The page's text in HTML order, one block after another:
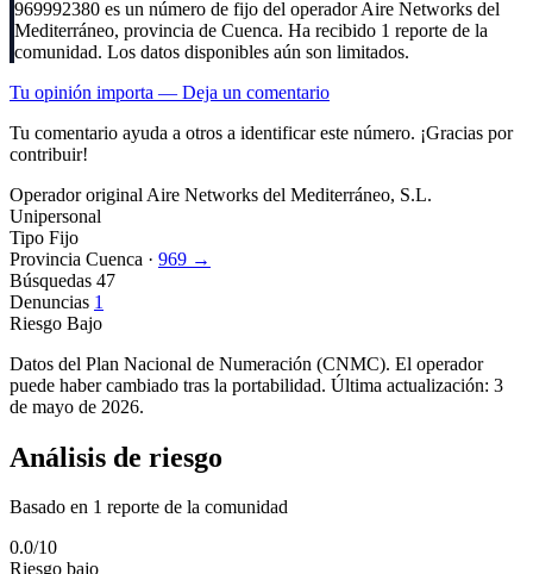
969992380 es un número de fijo del operador Aire Networks del
Mediterráneo, provincia de Cuenca. Ha recibido 1 reporte de la
comunidad. Los datos disponibles aún son limitados.
Tu opinión importa — Deja un comentario
Tu comentario ayuda a otros a identificar este número. ¡Gracias por
contribuir!
Operador original Aire Networks del Mediterráneo, S.L.
Unipersonal
Tipo Fijo
Provincia Cuenca · 969 →
Búsquedas 47
Denuncias 1
Riesgo Bajo
Datos del Plan Nacional de Numeración (CNMC). El operador
puede haber cambiado tras la portabilidad. Última actualización: 3
de mayo de 2026.
Análisis de riesgo
Basado en 1 reporte de la comunidad
0.0/10
Riesgo bajo